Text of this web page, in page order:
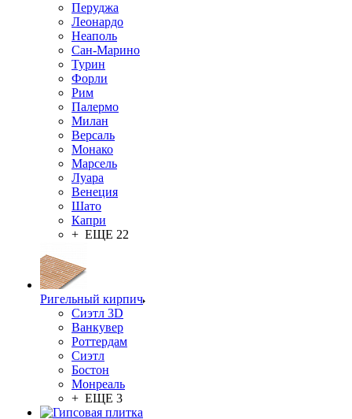
Перуджа
Леонардо
Неаполь
Сан-Марино
Турин
Форли
Рим
Палермо
Милан
Версаль
Монако
Марсель
Луара
Венеция
Шато
Капри
+ ЕЩЕ 22
Ригельный кирпич
Сиэтл 3D
Ванкувер
Роттердам
Сиэтл
Бостон
Монреаль
+ ЕЩЕ 3